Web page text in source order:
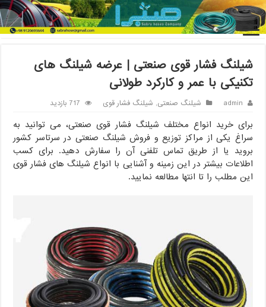
خانه / شیلنگ صنعتی / شیلنگ فشار قوی صنعتی | عرضه شیلنگ های
تکنیکی با عمر و کارکرد طولانی
شیلنگ فشار قوی صنعتی | عرضه شیلنگ های
تکنیکی با عمر و کارکرد طولانی
admin شیلنگ صنعتی, شیلنگ فشار قوی 717 بازدید
برای خرید انواع مختلف شیلنگ فشار قوی صنعتی، می توانید به
سراغ یکی از مراکز توزیع و فروش شیلنگ صنعتی در سرتاسر کشور
بروید یا از طریق تماس تلفنی آن را سفارش دهید. برای کسب
اطلاعات بیشتر در این زمینه و آشنایی با انواع شیلنگ های فشار قوی
این مطلب را تا انتها مطالعه نمایید.